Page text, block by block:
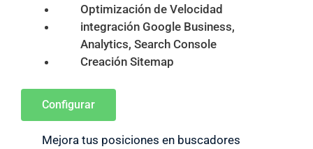
Optimización de Velocidad
integración Google Business,
Analytics, Search Console
Creación Sitemap
Configurar
Mejora tus posiciones en buscadores